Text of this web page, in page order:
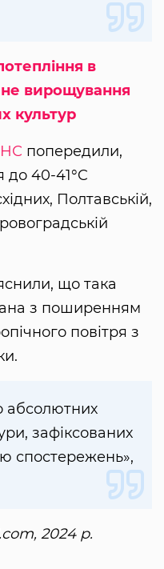
в
вирощування
культур
попередили,
до 40-41°C
Полтавській,
що така
з поширенням
повітря з
абсолютних
зафіксованих
спостережень»,
2024 р.